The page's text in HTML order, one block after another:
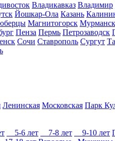
Владикавказ Владимир
Йошкар-Ола Казань
Магнитогорск Мурманск
Пенза Пермь Петрозаводск
Сочи Ставрополь Сургут
Ленинская Московская Парк
5-6 лет 7-8 лет 9-10 лет